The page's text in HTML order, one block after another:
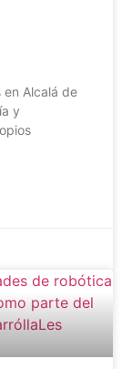
en Alcalá de
y